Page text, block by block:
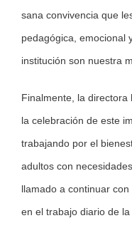
sana convivencia que
pedagógica, emocional
institución son nuestra
Finalmente, la directora
la celebración de este
trabajando por el
adultos con
llamado a continuar
en el trabajo diario de